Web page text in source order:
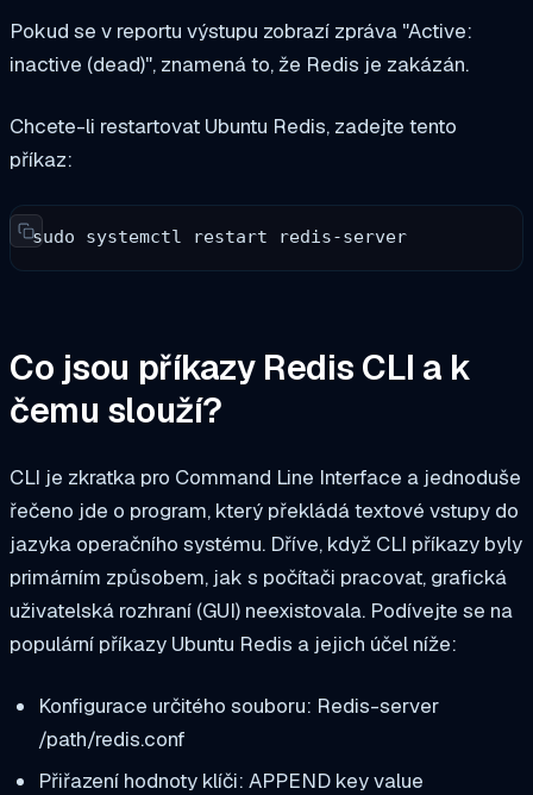
Pokud se v reportu výstupu zobrazí zpráva "Active:
inactive (dead)", znamená to, že Redis je zakázán.
Chcete-li restartovat Ubuntu Redis, zadejte tento
příkaz:
sudo systemctl restart redis-server
Co jsou příkazy Redis CLI a k
čemu slouží?
CLI je zkratka pro Command Line Interface a jednoduše
řečeno jde o program, který překládá textové vstupy do
jazyka operačního systému. Dříve, když CLI příkazy byly
primárním způsobem, jak s počítači pracovat, grafická
uživatelská rozhraní (GUI) neexistovala. Podívejte se na
populární příkazy Ubuntu Redis a jejich účel níže:
Konfigurace určitého souboru: Redis-server
/path/redis.conf
Přiřazení hodnoty klíči: APPEND key value